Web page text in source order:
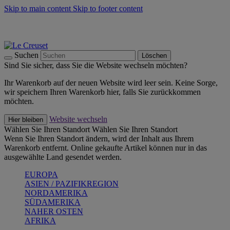
Skip to main content Skip to footer content
Suchen Löschen
Sind Sie sicher, dass Sie die Website wechseln möchten?
Ihr Warenkorb auf der neuen Website wird leer sein. Keine Sorge,
wir speichern Ihren Warenkorb hier, falls Sie zurückkommen
möchten.
Hier bleiben
Website wechseln
Wählen Sie Ihren Standort Wählen Sie Ihren Standort
Wenn Sie Ihren Standort ändern, wird der Inhalt aus Ihrem
Warenkorb entfernt. Online gekaufte Artikel können nur in das
ausgewählte Land gesendet werden.
EUROPA
ASIEN / PAZIFIKREGION
NORDAMERIKA
SÜDAMERIKA
NAHER OSTEN
AFRIKA